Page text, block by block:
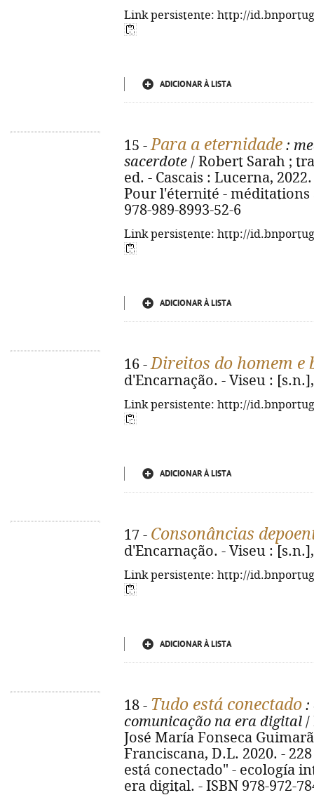
Link persistente: http://
ADICIONAR À LISTA
15 -Para a eternidade :
sacerdote / Robert Sarah ;
ed. - Cascais : Lucerna,
Pour l'éternité -
978-989-8993-52-6
Link persistente: http://
ADICIONAR À LISTA
16 -Direitos do homem e
d'Encarnação. - Viseu :
Link persistente: http://
ADICIONAR À LISTA
17 - Consonâncias
d'Encarnação. - Viseu :
Link persistente: http://
ADICIONAR À LISTA
18 - Tudo está conectado :
comunicação na era digital /
José María Fonseca
Franciscana, D.L. 2020. -
está conectado" - ecología
era digital. - ISBN 978-972-